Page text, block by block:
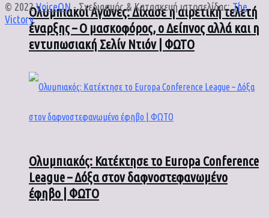
Ολυμπιακοί Αγώνες: Δίχασε η αιρετική τελετή
έναρξης – Ο μασκοφόρος, ο Δείπνος αλλά και η
εντυπωσιακή Σελίν Ντιόν | ΦΩΤΟ
Ολυμπιακός: Κατέκτησε το Europa Conference
League – Δόξα στον δαφνοστεφανωμένο
έφηβο | ΦΩΤΟ
© 2022VoiceON- Σχεδιασμός & Κατασκευή ιστοσελίδας:The
Victory.